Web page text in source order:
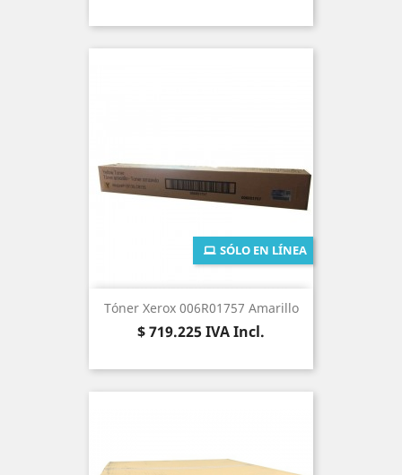
Tóner Xerox 006R01757 Amarillo
Precio
$ 719.225IVA Incl.
SÓLO EN LÍNEA